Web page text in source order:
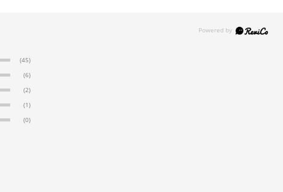
(45)
(6)
(2)
(1)
(0)